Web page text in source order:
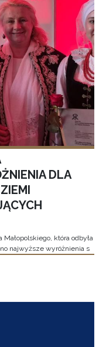
DLA
która odbyła
najwyższe wyróżnienia s